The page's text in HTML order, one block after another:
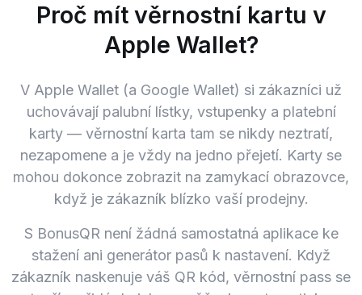
Proč mít věrnostní kartu v
Apple Wallet?
V Apple Wallet (a Google Wallet) si zákazníci už
uchovávají palubní lístky, vstupenky a platební
karty — věrnostní karta tam se nikdy neztratí,
nezapomene a je vždy na jedno přejetí. Karty se
mohou dokonce zobrazit na zamykací obrazovce,
když je zákazník blízko vaší prodejny.
S BonusQR není žádná samostatná aplikace ke
stažení ani generátor pasů k nastavení. Když
zákazník naskenuje váš QR kód, věrnostní pass se